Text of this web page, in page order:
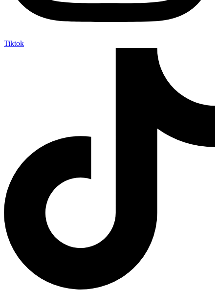
Tiktok